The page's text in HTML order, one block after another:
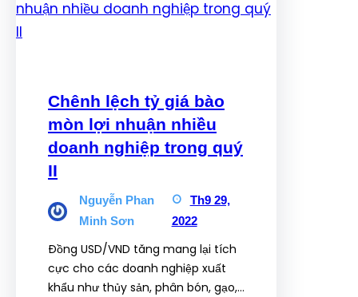
Chênh lệch tỷ giá bào
mòn lợi nhuận nhiều
doanh nghiệp trong quý
II
Nguyễn Phan
Minh Sơn
Th9 29,
2022
Đồng USD/VND tăng mang lại tích
cực cho các doanh nghiệp xuất
khẩu như thủy sản, phân bón, gạo,…